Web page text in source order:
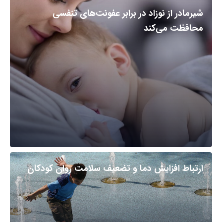
شیرمادر از نوزاد در برابر عفونت‌های تنفسی
محافظت می‌کند
ارتباط افزایش دما و تضعیف سلامت روان کودکان